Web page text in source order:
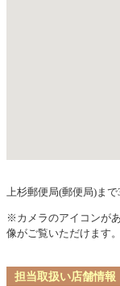
上杉郵便局(郵便局)まで
※カメラのアイコンが
像がご覧いただけます。
担当取扱い店舗情報